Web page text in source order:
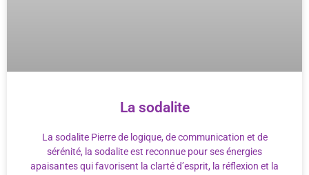
La sodalite
La sodalite Pierre de logique, de communication et de
sérénité, la sodalite est reconnue pour ses énergies
apaisantes qui favorisent la clarté d’esprit, la réflexion et la